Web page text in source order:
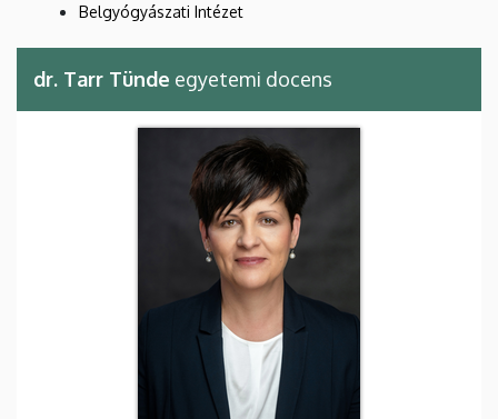
Belgyógyászati Intézet
dr. Tarr Tünde egyetemi docens